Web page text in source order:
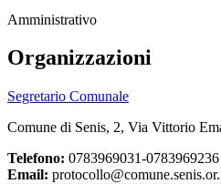
Amministrativo
Organizzazioni
Segretario Comunale
Comune di Senis, 2, Via Vittorio
Telefono: 0783969031-0783969236
Email: